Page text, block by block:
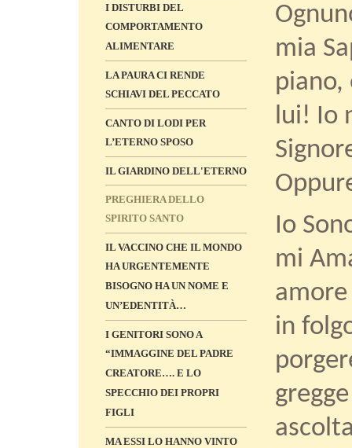
I DISTURBI DEL
COMPORTAMENTO
ALIMENTARE
LA PAURA CI RENDE
SCHIAVI DEL PECCATO
CANTO DI LODI PER
L’ETERNO SPOSO
IL GIARDINO DELL'ETERNO
PREGHIERA DELLO
SPIRITO SANTO
IL VACCINO CHE IL MONDO
HA URGENTEMENTE
BISOGNO HA UN NOME E
UN’EDENTITÀ…
I GENITORI SONO A
“IMMAGGINE DEL PADRE
CREATORE…. E LO
SPECCHIO DEI PROPRI
FIGLI
MA ESSI LO HANNO VINTO
mia
piano,
lui! Io
Io
mi
in